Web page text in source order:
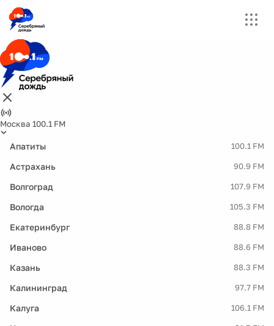
Москва 100.1 FM
Апатиты 100.1 FM
Астрахань 90.9 FM
Волгоград 107.9 FM
Вологда 105.3 FM
Екатеринбург 88.8 FM
Иваново 88.6 FM
Казань 88.3 FM
Калининград 97.7 FM
Калуга 106.1 FM